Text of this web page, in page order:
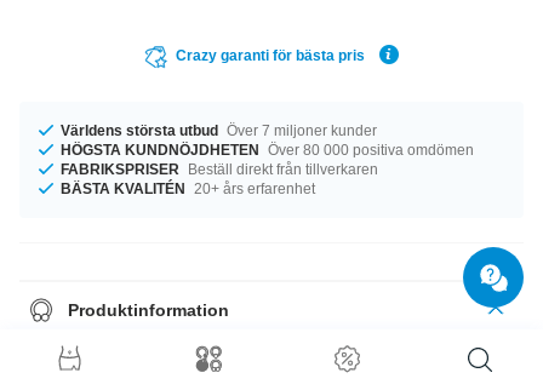
Crazy garanti för bästa pris
Världens största utbud Över 7 miljoner kunder
HÖGSTA KUNDNÖJDHETEN Över 80 000 positiva omdömen
FABRIKSPRISER
Beställ direkt från tillverkaren
BÄSTA KVALITÉN
20+ års erfarenhet
Produktinformation
Oavsett vilken storlek du behöver, har vi det du söker. Tillgänglig i
diameter från 18 mm till 20 mm. En funkig produkt som du kommer ha